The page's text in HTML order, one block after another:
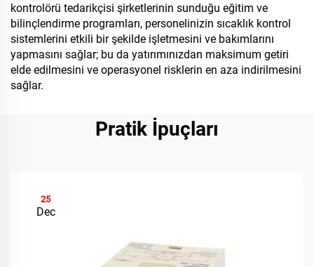
kontrolörü tedarikçisi şirketlerinin sunduğu eğitim ve
bilinçlendirme programları, personelinizin sıcaklık kontrol
sistemlerini etkili bir şekilde işletmesini ve bakımlarını
yapmasını sağlar; bu da yatırımınızdan maksimum getiri
elde edilmesini ve operasyonel risklerin en aza indirilmesini
sağlar.
Pratik İpuçları
25
Dec